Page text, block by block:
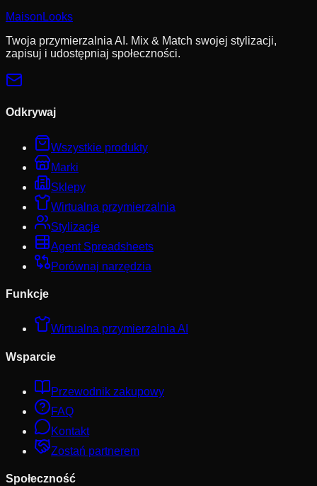
MaisonLooks
Twoja przymierzalnia AI. Mix & Match swojej stylizacji,
zapisuj i udostępniaj społeczności.
Odkrywaj
Wszystkie produkty
Marki
Sklepy
Wirtualna przymierzalnia
Stylizacje
Agent Spreadsheets
Porównaj narzędzia
Funkcje
Wirtualna przymierzalnia AI
Wsparcie
Przewodnik zakupowy
FAQ
Kontakt
Zostań partnerem
Społeczność